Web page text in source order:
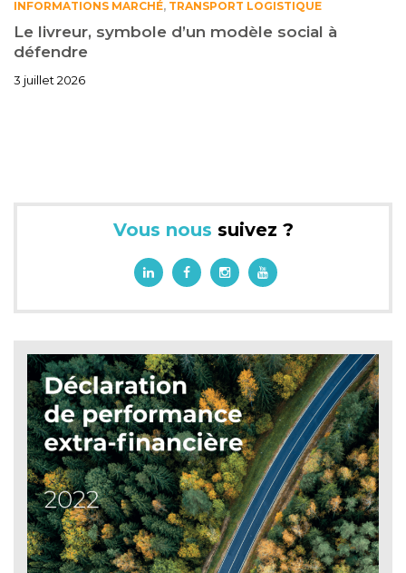
INFORMATIONS MARCHÉ, TRANSPORT LOGISTIQUE
Le livreur, symbole d’un modèle social à
défendre
3 juillet 2026
Vous nous suivez ?